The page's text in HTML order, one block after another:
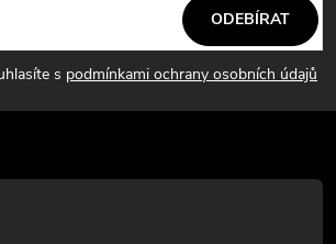
s podmínkami ochrany osobních údajů
ODEBÍRAT